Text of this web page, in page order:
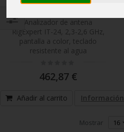
Analizador de antena
RigExpert IT-24, 2,3-2,6 GHz,
pantalla a color, teclado
resistente al agua
462,87 €
Añadir al carrito
Mostrar
Comprar